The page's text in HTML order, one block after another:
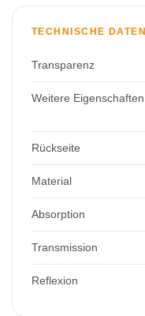
TECHNISCHE DATEN
Transparenz
Weitere Eigenschaften
Rückseite
Material
Absorption
Transmission
Reflexion